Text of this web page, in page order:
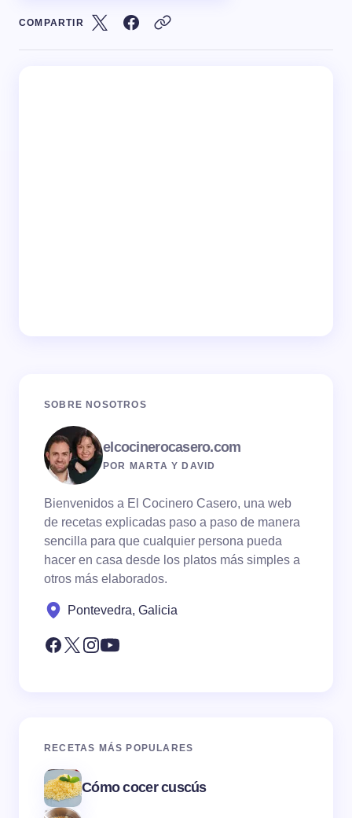
COMPARTIR
SOBRE NOSOTROS
elcocinerocasero.com
POR MARTA Y DAVID
Bienvenidos a El Cocinero Casero, una web
de recetas explicadas paso a paso de manera
sencilla para que cualquier persona pueda
hacer en casa desde los platos más simples a
otros más elaborados.
Pontevedra, Galicia
RECETAS MÁS POPULARES
Cómo cocer cuscús